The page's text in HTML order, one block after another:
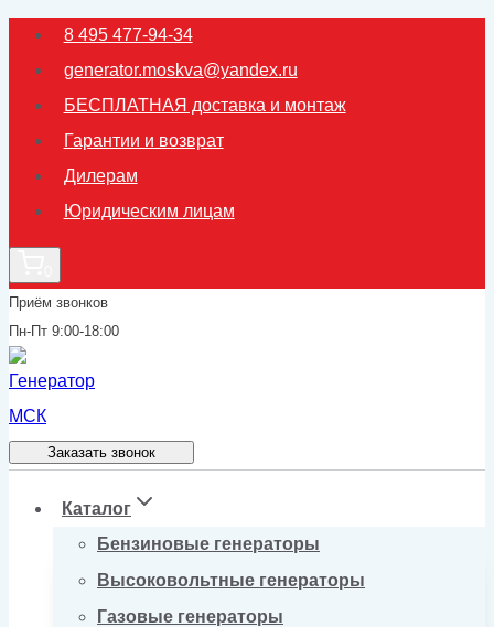
Перейти
содержимому
8 495 477-94-34
generator.moskva@yandex.ru
БЕСПЛАТНАЯ доставка и монтаж
Гарантии и возврат
Дилерам
Юридическим лицам
Приём звонков
Пн-Пт 9:00-18:00
Заказать звонок
Каталог
Бензиновые генераторы
Высоковольтные генераторы
Газовые генераторы